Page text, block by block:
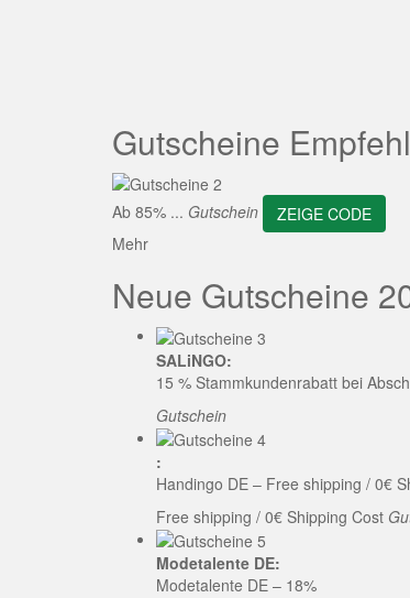
Gutscheine
Ab 85% ... Gutschein
ZEIGE CODE
Mehr
Neue Gutscheine
SALiNGO:
15 % Stammkundenrabatt bei
Gutschein
:
Handingo DE – Free shipping / 0€
Free shipping / 0€ Shipping Cost
Modetalente DE:
Modetalente DE – 18%